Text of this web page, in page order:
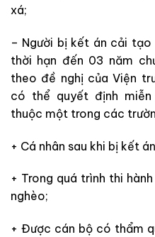
xá;
– Người bị kết án cải
thời hạn đến 03 năm
theo đề nghị của Viện
có thể quyết định miễn
thuộc một trong các
+ Cá nhân sau khi bị kết
+ Trong quá trình thi
nghèo;
+ Được cán bộ có thẩm